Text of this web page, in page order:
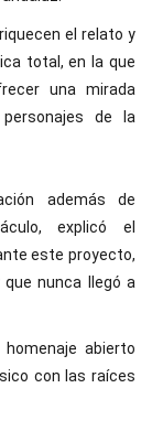
el relato y
total, en la que
una mirada
de la
además de
explicó el
este proyecto,
nunca llegó a
abierto
con las raíces